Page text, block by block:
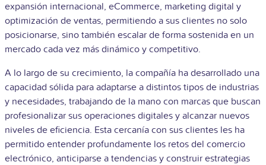
expansión internacional, eCommerce, marketing digital y
optimización de ventas, permitiendo a sus clientes no solo
posicionarse, sino también escalar de forma sostenida en un
mercado cada vez más dinámico y competitivo.
A lo largo de su crecimiento, la compañía ha desarrollado una
capacidad sólida para adaptarse a distintos tipos de industrias
y necesidades, trabajando de la mano con marcas que buscan
profesionalizar sus operaciones digitales y alcanzar nuevos
niveles de eficiencia. Esta cercanía con sus clientes les ha
permitido entender profundamente los retos del comercio
electrónico, anticiparse a tendencias y construir estrategias